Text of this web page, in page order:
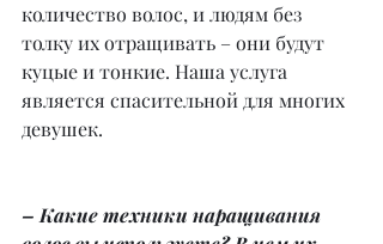
количество волос, и людям без
толку их отращивать – они будут
куцые и тонкие. Наша услуга
является спасительной для многих
девушек.
– Какие техники наращивания